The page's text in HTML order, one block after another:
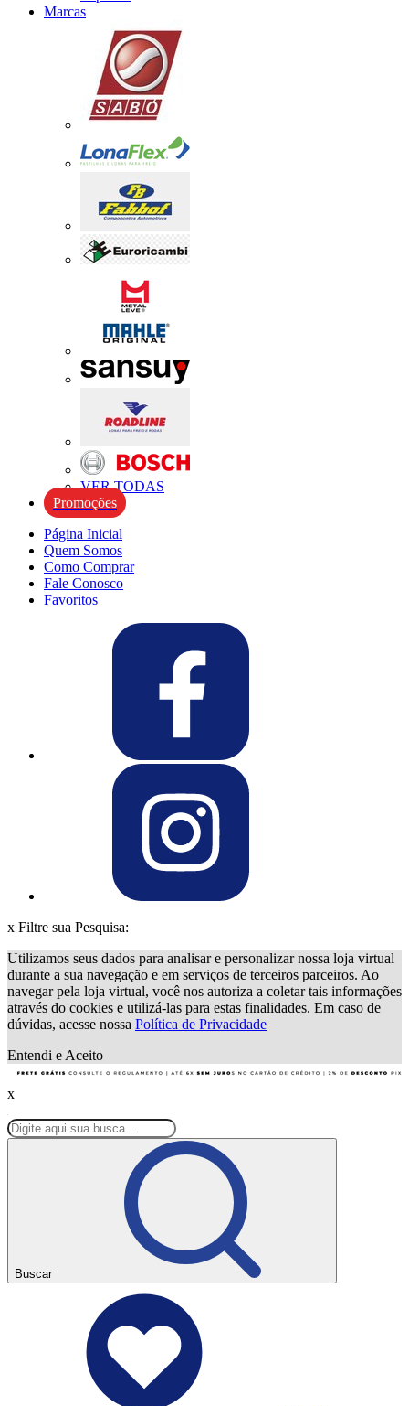
Marcas
VER TODAS
Promoções
Página Inicial
Quem Somos
Como Comprar
Fale Conosco
Favoritos
x Filtre sua Pesquisa:
Utilizamos seus dados para analisar e personalizar nossa loja virtual
durante a sua navegação e em serviços de terceiros parceiros. Ao
navegar pela loja virtual, você nos autoriza a coletar tais informações
através do cookies e utilizá-las para estas finalidades. Em caso de
dúvidas, acesse nossa Política de Privacidade
Entendi e Aceito
x
Buscar